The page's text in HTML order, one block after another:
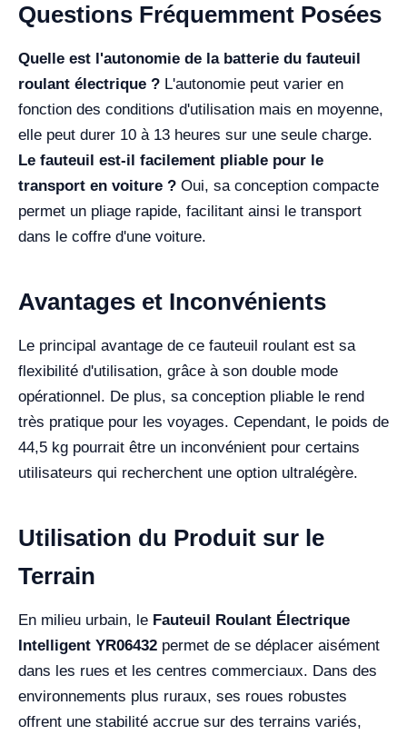
Questions Fréquemment Posées
Quelle est l'autonomie de la batterie du fauteuil
roulant électrique ? L'autonomie peut varier en
fonction des conditions d'utilisation mais en moyenne,
elle peut durer 10 à 13 heures sur une seule charge.
Le fauteuil est-il facilement pliable pour le
transport en voiture ? Oui, sa conception compacte
permet un pliage rapide, facilitant ainsi le transport
dans le coffre d'une voiture.
Avantages et Inconvénients
Le principal avantage de ce fauteuil roulant est sa
flexibilité d'utilisation, grâce à son double mode
opérationnel. De plus, sa conception pliable le rend
très pratique pour les voyages. Cependant, le poids de
44,5 kg pourrait être un inconvénient pour certains
utilisateurs qui recherchent une option ultralégère.
Utilisation du Produit sur le
Terrain
En milieu urbain, le Fauteuil Roulant Électrique
Intelligent YR06432 permet de se déplacer aisément
dans les rues et les centres commerciaux. Dans des
environnements plus ruraux, ses roues robustes
offrent une stabilité accrue sur des terrains variés,